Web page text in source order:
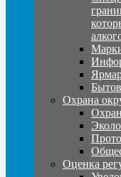
Охрана
Оценка